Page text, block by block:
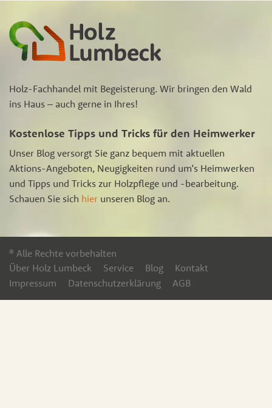
Holz-Fachhandel mit Begeisterung. Wir bringen den Wald
ins Haus – auch gerne in Ihres!
Kostenlose Tipps und Tricks für den Heimwerker
Unser Blog versorgt Sie ganz bequem mit aktuellen
Aktions-Angeboten, Neugigkeiten rund um‘s Heimwerken
und Tipps und Tricks zur Holzpflege und -bearbeitung.
Schauen Sie sich hier unseren Blog an.
® Alle Rechte vorbehalten
Über Holz Lumbeck
Service Blog
Kontakt
Impressum
Datenschutzerklärung AGB